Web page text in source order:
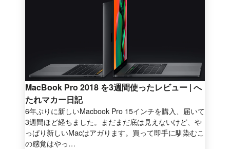
MacBook Pro 2018 を3週間使ったレビュー | へ
たれマカー日記
6年ぶりに新しいMacbook Pro 15インチを購入、届いて
3週間ほど経ちました。まだまだ底は見えないけど、や
っぱり新しいMacはアガります。買って即手に馴染むこ
の感覚はやっ…